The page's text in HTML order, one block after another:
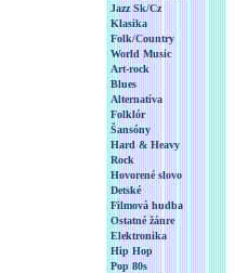
Jazz Sk/Cz
Klasika
Folk/Country
World Music
Art-rock
Blues
Alternatíva
Folklór
Šansóny
Hard & Heavy
Rock
Hovorené slovo
Detské
Filmová hudba
Ostatné žánre
Elektronika
Hip Hop
Pop 80s